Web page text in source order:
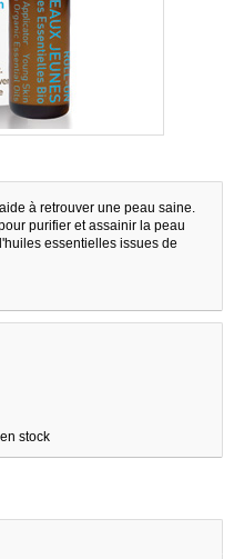
à retrouver une peau saine.
purifier et assainir la peau
essentielles issues de
stock